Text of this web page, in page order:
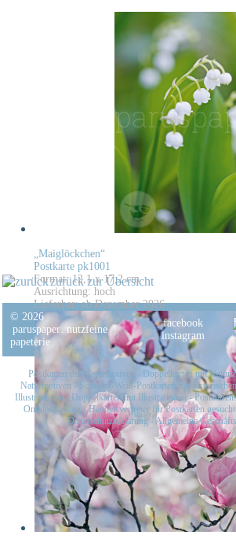
„Maiglöckchen“
Postkarte pk1001
Format: 12,1 x 17,2 cm
Ausrichtung: hoch
Lieferbar: ab Dezember 2026
zurück zur Übersicht
© 2026
paruspaper. nutzfeine
papeterie
facebook
instagram
Postkarten mit Naturmotiven - Doppelkarten mit
Naturmotiven - Schwarz-Weiß-Postkarten mit
Illustrationen - Doppelkarten mit Illustrationen-
Online-Katalog-Handelsvertreter für Postkarten gesucht
Datenschutzerklärung - Allgemeine